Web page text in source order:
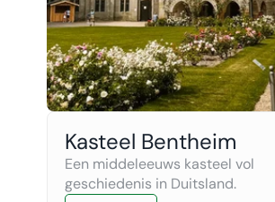
Kasteel Bentheim
Een middeleeuws kasteel vol
geschiedenis in Duitsland.